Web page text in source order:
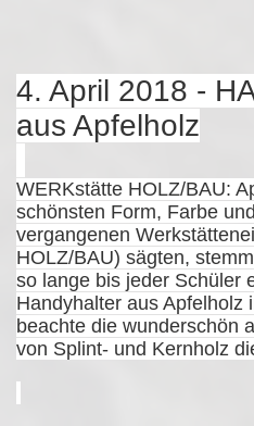
4. April 2018 -
aus Apfelholz
WERKstätte HOLZ/BAU:
schönsten Form, Farbe
vergangenen
HOLZ/BAU) sägten,
so lange bis jeder Schüler
Handyhalter aus Apfelholz
beachte die wunderschön
von Splint- und Kernholz